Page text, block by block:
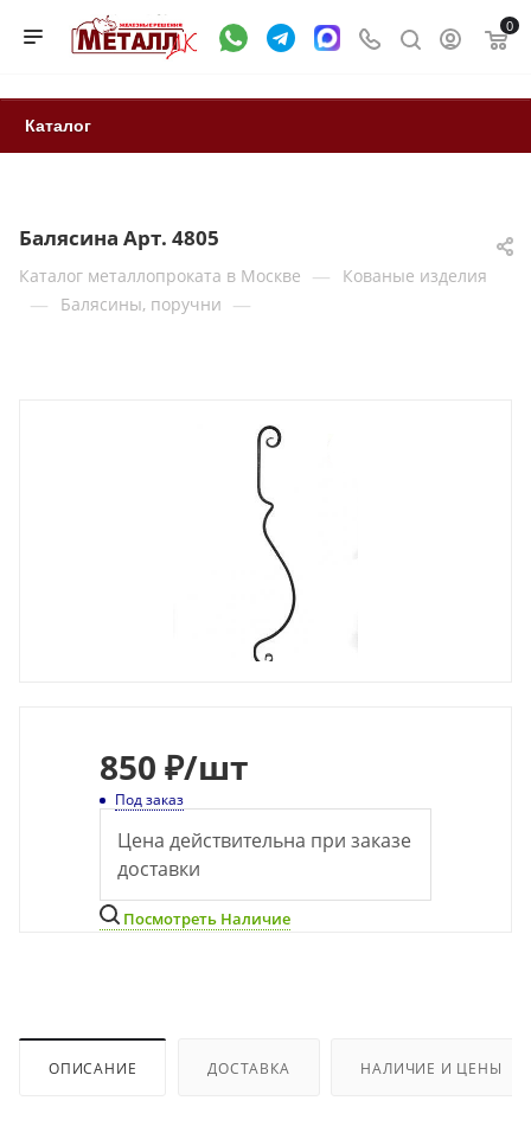
0
Каталог
Балясина Арт. 4805
Каталог металлопроката в Москве — Кованые изделия
— Балясины, поручни —
850 ₽/шт
Под заказ
Цена действительна при заказе
доставки
Посмотреть Наличие
ОПИСАНИЕ ДОСТАВКА НАЛИЧИЕ И ЦЕНЫ